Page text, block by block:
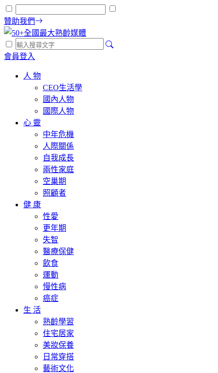
贊助我們
會員登入
人 物
CEO生活學
國內人物
國際人物
心 靈
中年危機
人際關係
自我成長
兩性家庭
空巢期
照顧者
健 康
性愛
更年期
失智
醫療保健
飲食
運動
慢性病
癌症
生 活
熟齡學習
住宅居家
美妝保養
日常穿搭
藝術文化